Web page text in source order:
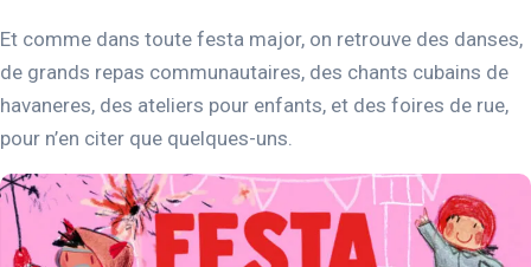
Et comme dans toute festa major, on retrouve des danses,
de grands repas communautaires, des chants cubains de
havaneres, des ateliers pour enfants, et des foires de rue,
pour n’en citer que quelques-uns.